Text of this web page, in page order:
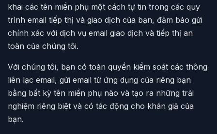
khai các tên miền phụ một cách tự tin trong các quy
trình email tiếp thị và giao dịch của bạn, đảm bảo gửi
chính xác với dịch vụ email giao dịch và tiếp thị an
toàn của chúng tôi.
Với chúng tôi, bạn có toàn quyền kiểm soát các thông
liên lạc email, gửi email từ ứng dụng của riêng bạn
bằng bất kỳ tên miền phụ nào và tạo ra những trải
nghiệm riêng biệt và có tác động cho khán giả của
bạn.